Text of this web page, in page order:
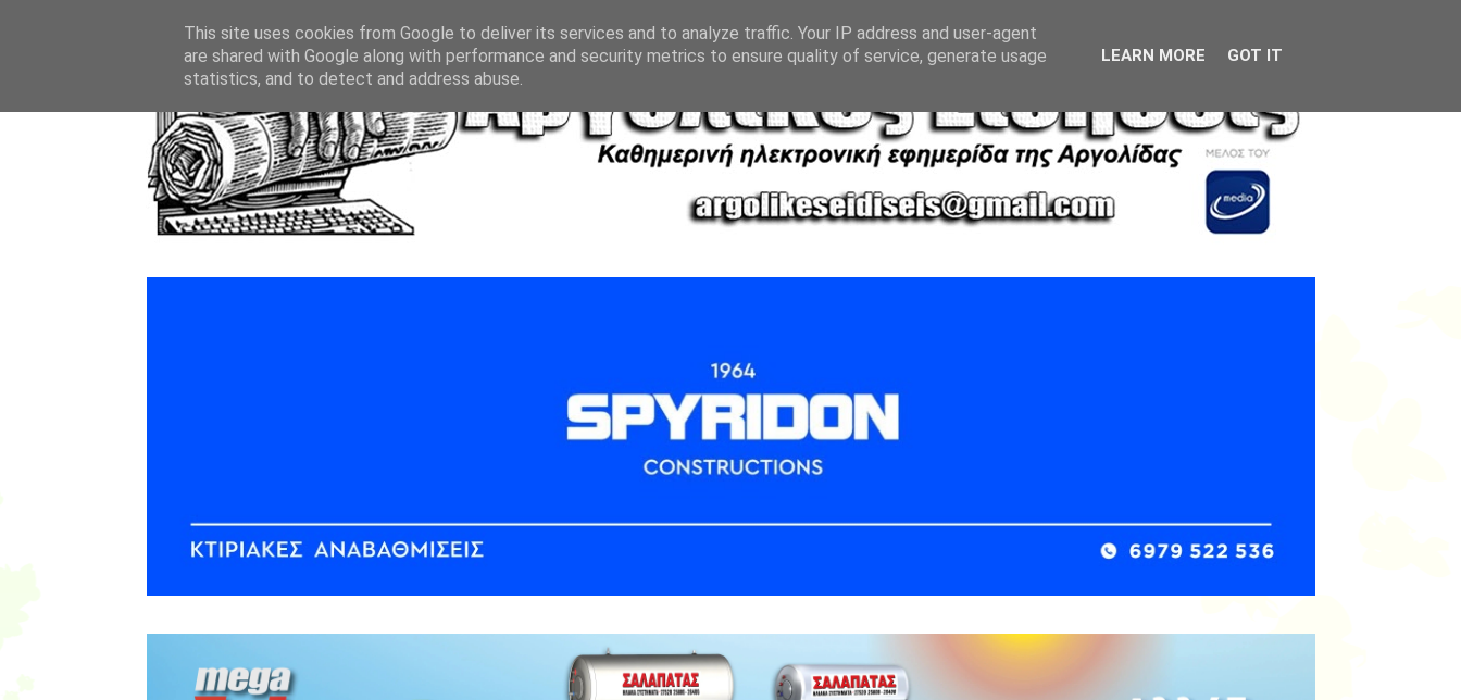
This site uses cookies from Google to deliver its services and to analyze traffic. Your IP address and user-agent
are shared with Google along with performance and security metrics to ensure quality of service, generate usage
statistics, and to detect and address abuse.
LEARN MORE GOT IT